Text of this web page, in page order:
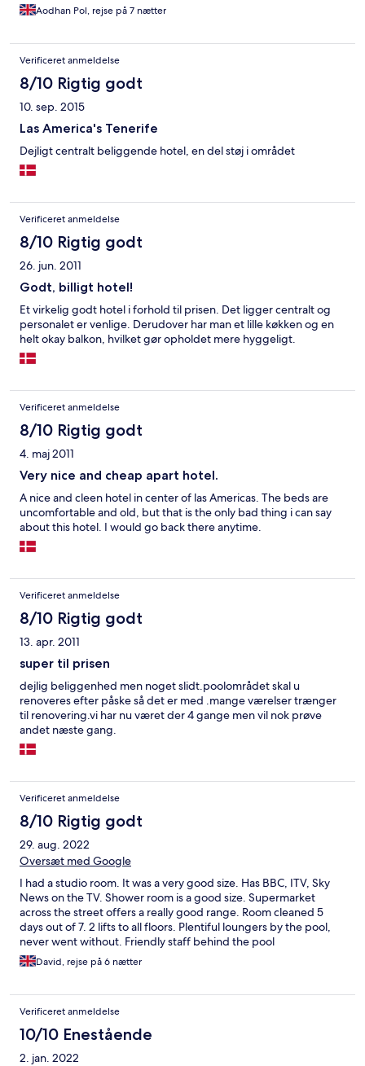
Aodhan Pol, rejse på 7 nætter
Verificeret anmeldelse
8/10 Rigtig godt
10. sep. 2015
Las America's Tenerife
Dejligt centralt beliggende hotel, en del støj i området
Verificeret anmeldelse
8/10 Rigtig godt
26. jun. 2011
Godt, billigt hotel!
Et virkelig godt hotel i forhold til prisen. Det ligger centralt og
personalet er venlige. Derudover har man et lille køkken og en
helt okay balkon, hvilket gør opholdet mere hyggeligt.
Verificeret anmeldelse
8/10 Rigtig godt
4. maj 2011
Very nice and cheap apart hotel.
A nice and cleen hotel in center of las Americas. The beds are
uncomfortable and old, but that is the only bad thing i can say
about this hotel. I would go back there anytime.
Verificeret anmeldelse
8/10 Rigtig godt
13. apr. 2011
super til prisen
dejlig beliggenhed men noget slidt.poolområdet skal u
renoveres efter påske så det er med .mange værelser trænger
til renovering.vi har nu været der 4 gange men vil nok prøve
andet næste gang.
Verificeret anmeldelse
8/10 Rigtig godt
29. aug. 2022
Oversæt med Google
I had a studio room. It was a very good size. Has BBC, ITV, Sky
News on the TV. Shower room is a good size. Supermarket
across the street offers a really good range. Room cleaned 5
days out of 7. 2 lifts to all floors. Plentiful loungers by the pool,
never went without. Friendly staff behind the pool
bar/reception. Beach short walk away. No kids = peace! Door
lock is a bit iffy! Safe is old style with key, would’ve preferred
(outside apartments) has seen better days and is all bleached by
the sun!
David, rejse på 6 nætter
Verificeret anmeldelse
10/10 Enestående
2. jan. 2022